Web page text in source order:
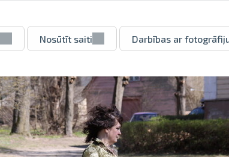
Nosūtīt saiti Darbības ar